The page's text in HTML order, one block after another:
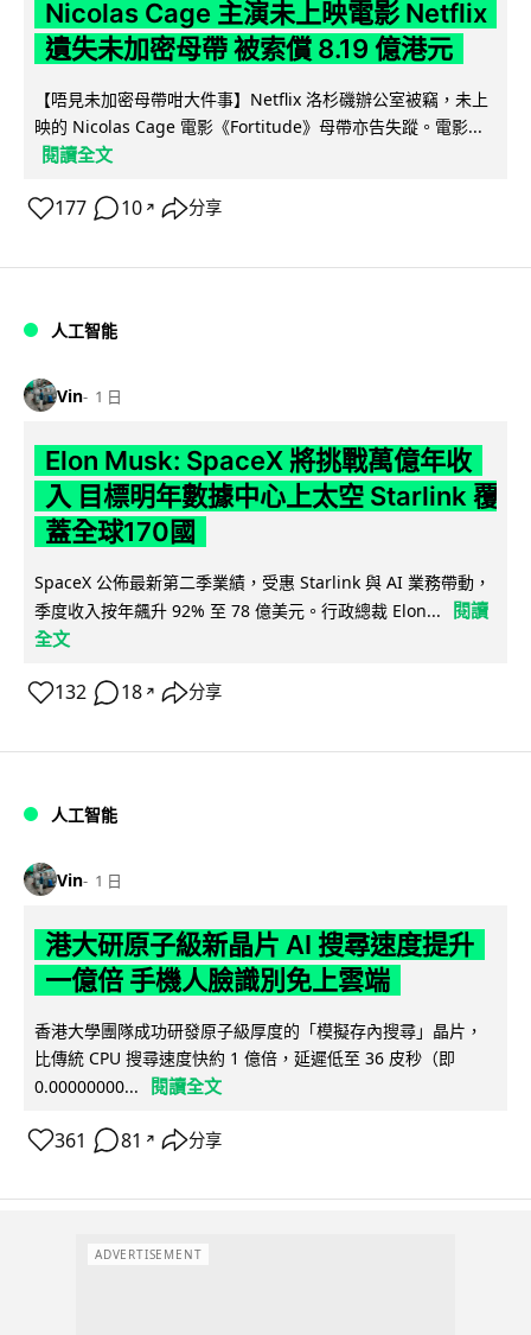
Nicolas Cage 主演未上映電影 Netflix
遺失未加密母帶 被索償 8.19 億港元
【唔見未加密母帶咁大件事】Netflix 洛杉磯辦公室被竊，未上
映的 Nicolas Cage 電影《Fortitude》母帶亦告失蹤。電影...
閱讀全文
177 10 ↗ 分享
人工智能
Vin 1 日
Elon Musk: SpaceX 將挑戰萬億年收
入 目標明年數據中心上太空 Starlink 覆
蓋全球170國
SpaceX 公佈最新第二季業績，受惠 Starlink 與 AI 業務帶動，
季度收入按年飆升 92% 至 78 億美元。行政總裁 Elon...
閱讀
全文
132 18 ↗ 分享
人工智能
Vin 1 日
港大研原子級新晶片 AI 搜尋速度提升
一億倍 手機人臉識別免上雲端
香港大學團隊成功研發原子級厚度的「模擬存內搜尋」晶片，
比傳統 CPU 搜尋速度快約 1 億倍，延遲低至 36 皮秒（即
0.00000000...
閱讀全文
361 81 ↗ 分享
ADVERTISEMENT